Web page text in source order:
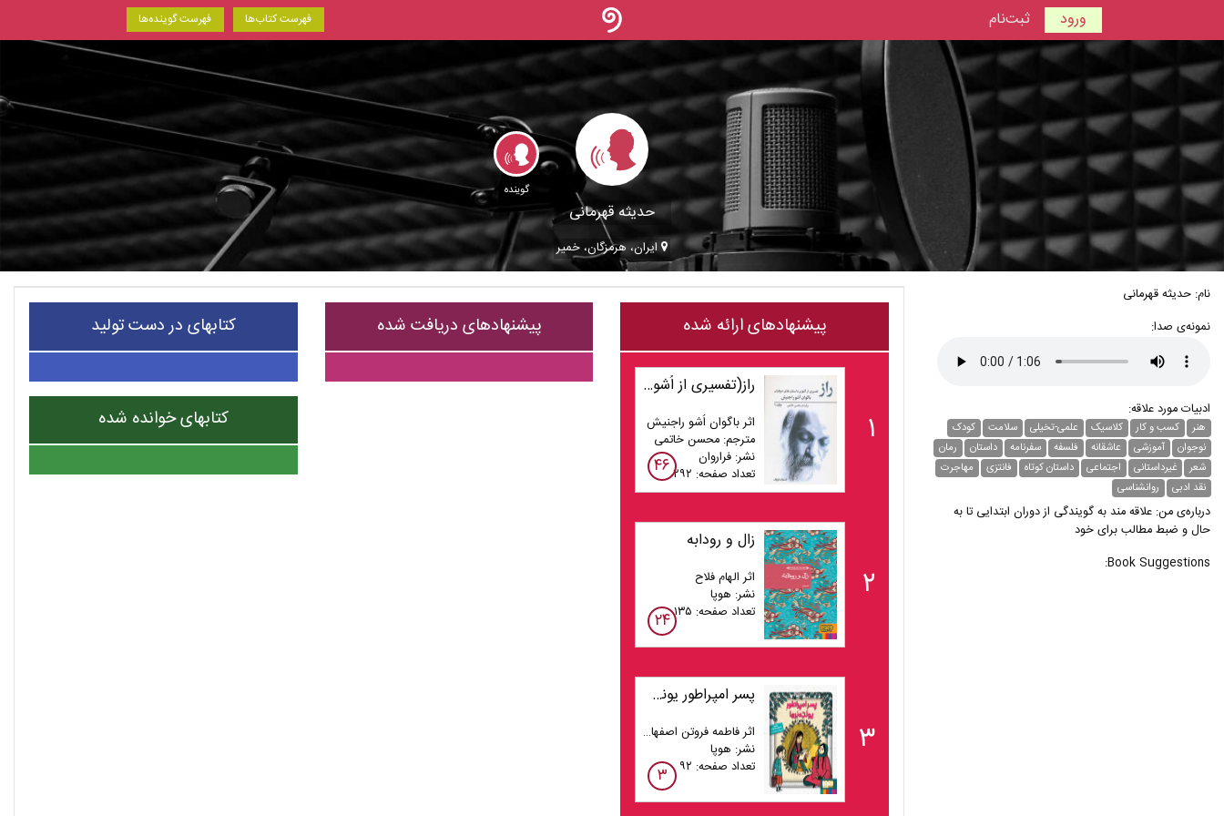
ورود ثبت‌نام فهرست گوینده‌ها فهرست کتاب‌ها
گوینده
حدیثه قهرمانی
ایران، هرمزگان، خمير
نام: حدیثه قهرمانی
نمونه‌ی صدا:
ادبیات مورد علاقه:
هنر کسب و کار کلاسیک علمی-تخیلی سلامت
کودک
نوجوان
آموزشی عاشقانه فلسفه سفرنامه داستان
رمان
شعر
غیر‌داستانی اجتماعی داستان کوتاه فانتزی
مهاجرت
نقد ادبی
روانشناسی
درباره‌ی من: علاقه مند به گویندگی از دوران ابتدایی تا به
حال و ضبط مطالب برای خود
Book Suggestions:
پیشنهادهای ارائه شده
۱
راز(تفسیری از اُشو بر داستان های صوفیان) جلد1
اثر باگوان اُشو راجنیش
مترجم: محسن خاتمی
نشر: فراروان
تعداد صفحه: ۲۹۲
۴۶
۲
زال و رودابه
اثر الهام فلاح
نشر: هوپا
تعداد صفحه: ۱۳۵
۲۴
۳
پسر امپراطور یونجه‌برها
اثر فاطمه فروتن اصفهانی
نشر: هوپا
تعداد صفحه: ۹۲
۳
پیشنهادهای دریافت شده کتابهای در دست تولید
کتابهای خوانده شده